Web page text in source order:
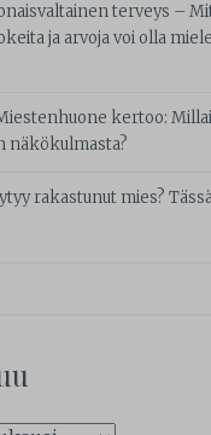
terveys –
ja arvoja voi olla
kertoo:
näkökulmasta?
rakastunut mies?